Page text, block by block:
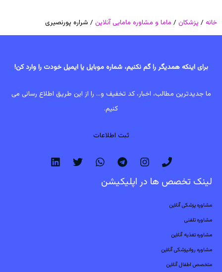
خانه / پزشکان / ماما و مشاوره مامایی آنلاین / شراره پورنصیری
برای اینکه همدیگر را گم نکنیم، شماره موبایل یا ایمیل خودت را وارد کن!
ما جدیدترین مطالب، اخبار، کد تخفیف و... را از این طریق اطلاع رسانی می
کنیم.
ثبت اطلاعات
لینک تخصص ها در اپلیکیشن
مشاوره پزشکی آنلاین
مشاوره تلفنی
مشاوره تغذیه آنلاین
مشاوره روانپزشکی آنلاین
متخصص اطفال آنلاین